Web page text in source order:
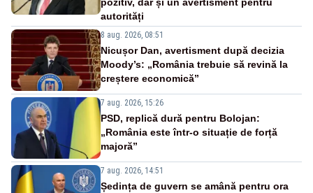
autorități
8 aug. 2026, 08:51
Nicușor Dan, avertisment după decizia
Moody’s: „România trebuie să revină la
creștere economică”
7 aug. 2026, 15:26
PSD, replică dură pentru Bolojan:
„România este într-o situație de forță
majoră”
7 aug. 2026, 14:51
Ședința de guvern se amână pentru ora